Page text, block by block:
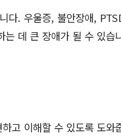
다. 우울증, 불안장애,
데 큰 장애가 될 수 있습
고 이해할 수 있도록 도와